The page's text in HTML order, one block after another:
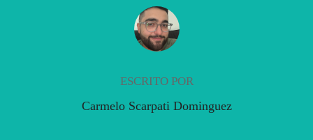
AUTOR DE LA PUBLICACIÓN
ESCRITO POR
Carmelo Scarpati Dominguez